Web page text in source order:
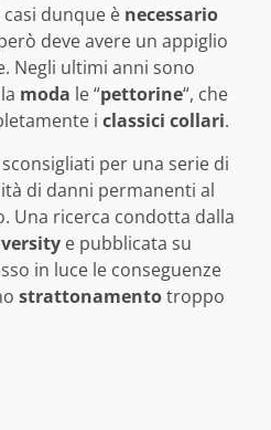
dunque è necessario
deve avere un appiglio
Negli ultimi anni sono
moda le “pettorine“, che
i classici collari.
per una serie di
di danni permanenti al
Una ricerca condotta dalla
e pubblicata su
in luce le conseguenze
strattonamentotroppo